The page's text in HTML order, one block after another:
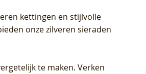
kettingen en stijlvolle
onze zilveren sieraden
te maken. Verken